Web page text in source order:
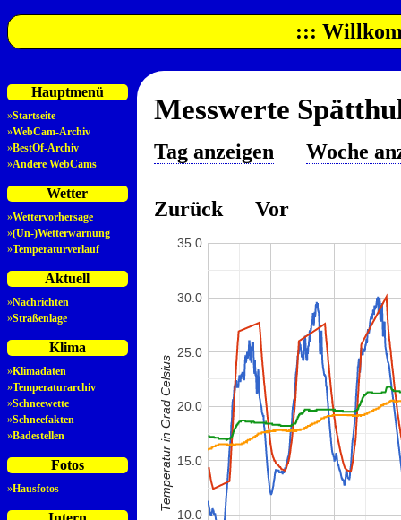
:::
Hauptmenü
»Startseite
»WebCam-Archiv
»BestOf-Archiv
»Andere WebCams
Wetter
»Wettervorhersage
»(Un-)Wetterwarnung
»Temperaturverlauf
Aktuell
»Nachrichten
»Straßenlage
Klima
»Klimadaten
»Temperaturarchiv
»Schneewette
»Schneefakten
»Badestellen
Fotos
»Hausfotos
Messwerte
Tag anzeigen Woche
Zurück Vor
10.0
15.0
20.0
25.0
30.0
35.0
Temperatur in Grad Celsius